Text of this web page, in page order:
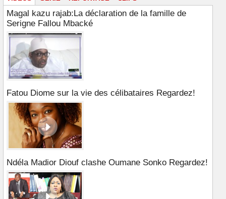
Magal kazu rajab:La déclaration de la famille de
Serigne Fallou Mbacké
Fatou Diome sur la vie des célibataires Regardez!
Ndéla Madior Diouf clashe Oumane Sonko Regardez!